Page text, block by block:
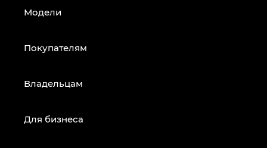
Модели
Покупателям
Владельцам
Для бизнеса